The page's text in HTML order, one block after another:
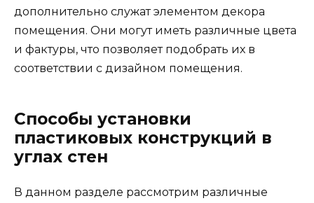
дополнительно служат элементом декора
помещения. Они могут иметь различные цвета
и фактуры, что позволяет подобрать их в
соответствии с дизайном помещения.
Способы установки
пластиковых конструкций в
углах стен
В данном разделе рассмотрим различные